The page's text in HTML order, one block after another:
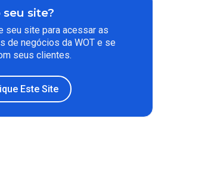
seu site?
seu site para acessar as
de negócios da WOT e se
seus clientes.
Este Site